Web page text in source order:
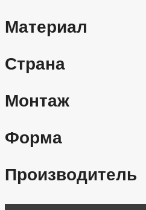
Материал
Страна
Монтаж
Форма
Производитель